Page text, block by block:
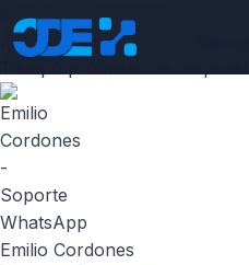
Inicie la conversación
¡Hola! Escribenos por
Emilio Cordones